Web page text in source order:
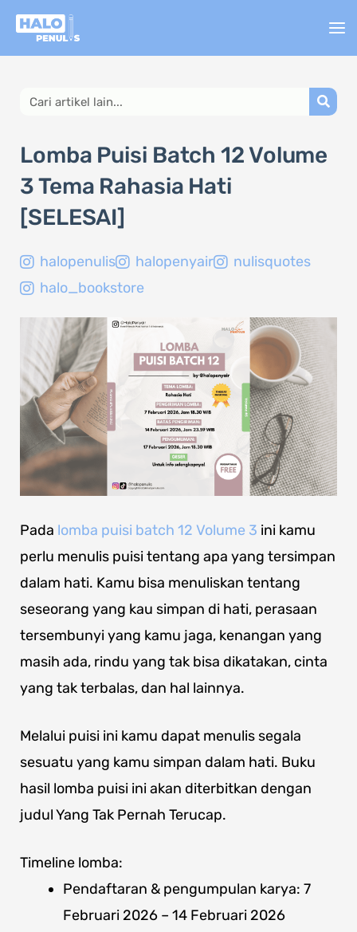
Lewati
Search
Lomba Puisi Batch 12 Volume
3 Tema Rahasia Hati
[SELESAI]
halopenulis halopenyair
nulisquotes
halo_bookstore
Pada lomba puisi batch 12 Volume 3 ini kamu
perlu menulis puisitentang apa yang tersimpan
dalam hati. Kamu bisa menuliskan tentang
seseorang yang kau simpan di hati, perasaan
tersembunyi yang kamu jaga, kenangan yang
masih ada, rindu yang tak bisa dikatakan, cinta
yang tak terbalas, dan hal lainnya.
Melalui puisi ini kamu dapat menulis segala
sesuatu yang kamu simpan dalam hati. Buku
hasil lomba puisi ini akan diterbitkan dengan
judul Yang Tak Pernah Terucap.
Timeline lomba:
Pendaftaran & pengumpulan karya: 7
Februari 2026 – 14 Februari 2026